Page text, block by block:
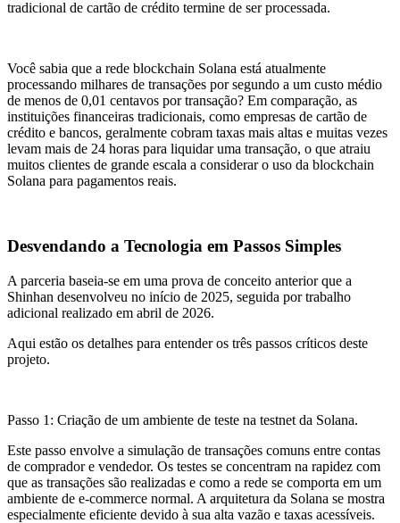
tradicional de cartão de crédito termine de ser processada.
Você sabia que a rede blockchain Solana está atualmente
processando milhares de transações por segundo a um custo médio
de menos de 0,01 centavos por transação? Em comparação, as
instituições financeiras tradicionais, como empresas de cartão de
crédito e bancos, geralmente cobram taxas mais altas e muitas vezes
levam mais de 24 horas para liquidar uma transação, o que atraiu
muitos clientes de grande escala a considerar o uso da blockchain
Solana para pagamentos reais.
Desvendando a Tecnologia em Passos Simples
A parceria baseia-se em uma prova de conceito anterior que a
Shinhan desenvolveu no início de 2025, seguida por trabalho
adicional realizado em abril de 2026.
Aqui estão os detalhes para entender os três passos críticos deste
projeto.
Passo 1: Criação de um ambiente de teste na testnet da Solana.
Este passo envolve a simulação de transações comuns entre contas
de comprador e vendedor. Os testes se concentram na rapidez com
que as transações são realizadas e como a rede se comporta em um
ambiente de e-commerce normal. A arquitetura da Solana se mostra
especialmente eficiente devido à sua alta vazão e taxas acessíveis.